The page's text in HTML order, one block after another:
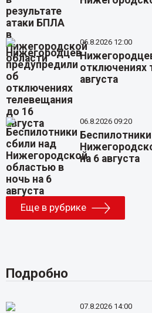
06.8.2026 12:00
отключениях
августа
06.8.2026 09:20
на 6 августа
Еще в рубрике
Подробно
07.8.2026 14:00